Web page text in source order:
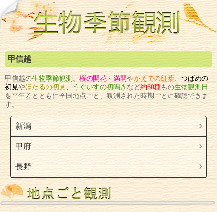
甲信越
甲信越の生物季節観測 。 桜の開花・満開やかえでの紅葉、つばめの
初見やほたるの初見、うぐいすの初鳴きなど約60種もの生物観測日
を平年差とともに全国地点ごと、観測された時期ごとに確認できま
す。
新潟
甲府
長野